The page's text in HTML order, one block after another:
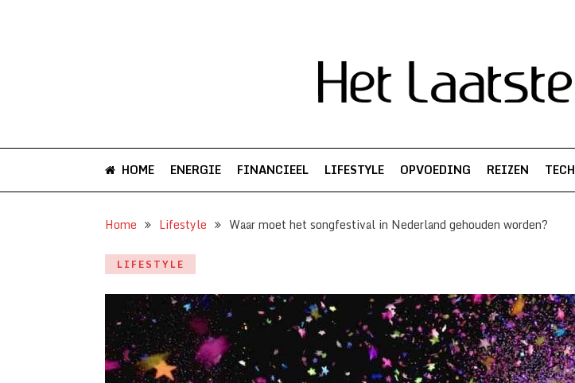
HOME ENERGIE FINANCIEEL LIFESTYLE OPVOEDING REIZEN TECH
Home Lifestyle Waar moet het songfestival in Nederland gehouden worden?
LIFESTYLE